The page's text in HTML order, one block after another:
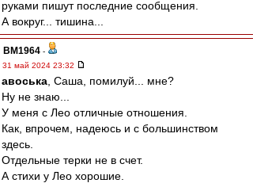
руками пишут последние сообщения.
А вокруг... тишина...
BM1964 -
31 май 2024 23:32
авоська , Саша, помилуй... мне?
Ну не знаю...
У меня с Лео отличные отношения.
Как, впрочем, надеюсь и с большинством
здесь.
Отдельные терки не в счет.
А стихи у Лео хорошие.